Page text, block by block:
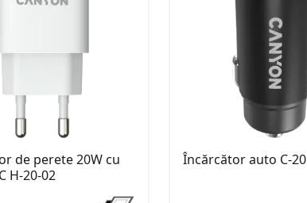
de perete 20W cu
H-20-02
Încărcător auto C-20